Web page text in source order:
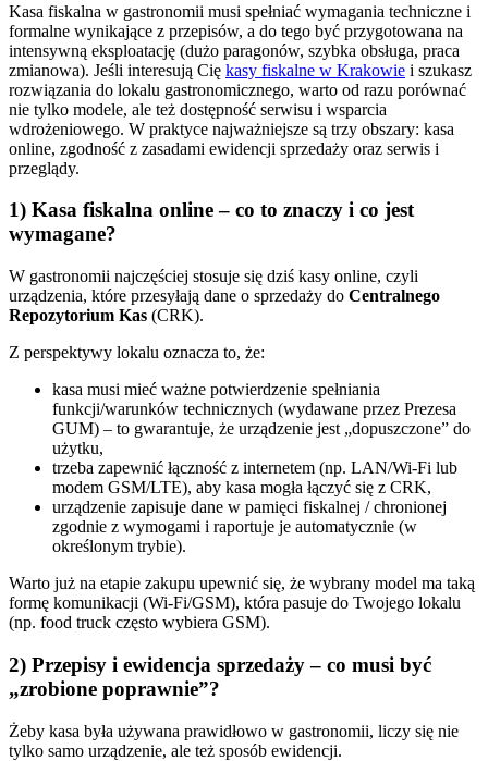
Kasa fiskalna w gastronomii musi spełniać wymagania techniczne i
formalne wynikające z przepisów, a do tego być przygotowana na
intensywną eksploatację (dużo paragonów, szybka obsługa, praca
zmianowa). Jeśli interesują Cię kasy fiskalne w Krakowie i szukasz
rozwiązania do lokalu gastronomicznego, warto od razu porównać
nie tylko modele, ale też dostępność serwisu i wsparcia
wdrożeniowego. W praktyce najważniejsze są trzy obszary: kasa
online, zgodność z zasadami ewidencji sprzedaży oraz serwis i
przeglądy.
1) Kasa fiskalna online – co to znaczy i co jest
wymagane?
W gastronomii najczęściej stosuje się dziś kasy online, czyli
urządzenia, które przesyłają dane o sprzedaży do Centralnego
Repozytorium Kas (CRK).
Z perspektywy lokalu oznacza to, że:
kasa musi mieć ważne potwierdzenie spełniania
funkcji/warunków technicznych (wydawane przez Prezesa
GUM) – to gwarantuje, że urządzenie jest „dopuszczone” do
użytku,
trzeba zapewnić łączność z internetem (np. LAN/Wi‑Fi lub
modem GSM/LTE), aby kasa mogła łączyć się z CRK,
urządzenie zapisuje dane w pamięci fiskalnej / chronionej
zgodnie z wymogami i raportuje je automatycznie (w
określonym trybie).
Warto już na etapie zakupu upewnić się, że wybrany model ma taką
formę komunikacji (Wi‑Fi/GSM), która pasuje do Twojego lokalu
(np. food truck często wybiera GSM).
2) Przepisy i ewidencja sprzedaży – co musi być
„zrobione poprawnie”?
Żeby kasa była używana prawidłowo w gastronomii, liczy się nie
tylko samo urządzenie, ale też sposób ewidencji.